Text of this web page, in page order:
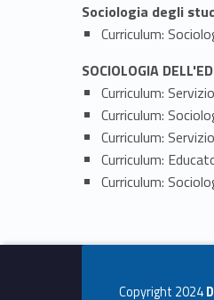
Sociologia degli
Curriculum:
SOCIOLOGIA
Curriculum:
Curriculum:
Curriculum:
Curriculum:
Curriculum:
Copyright 2024